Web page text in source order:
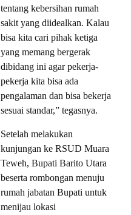
tentang kebersihan rumah
sakit yang diidealkan. Kalau
bisa kita cari pihak ketiga
yang memang bergerak
dibidang ini agar pekerja-
pekerja kita bisa ada
pengalaman dan bisa bekerja
sesuai standar,” tegasnya.
Setelah melakukan
kunjungan ke RSUD Muara
Teweh, Bupati Barito Utara
beserta rombongan menuju
rumah jabatan Bupati untuk
menijau lokasi